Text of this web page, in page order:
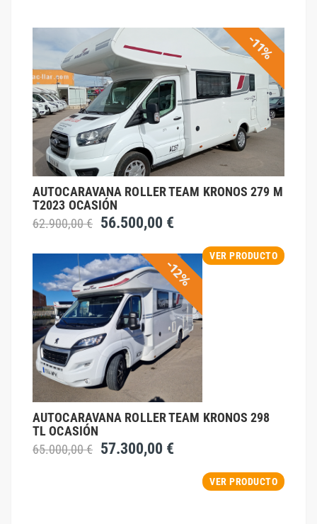
-11%
AUTOCARAVANA ROLLER TEAM KRONOS 279 M
T2023 OCASIÓN
62.900,00 € 56.500,00 €
VER PRODUCTO
-12%
AUTOCARAVANA ROLLER TEAM KRONOS 298
TL OCASIÓN
65.000,00 € 57.300,00 €
VER PRODUCTO